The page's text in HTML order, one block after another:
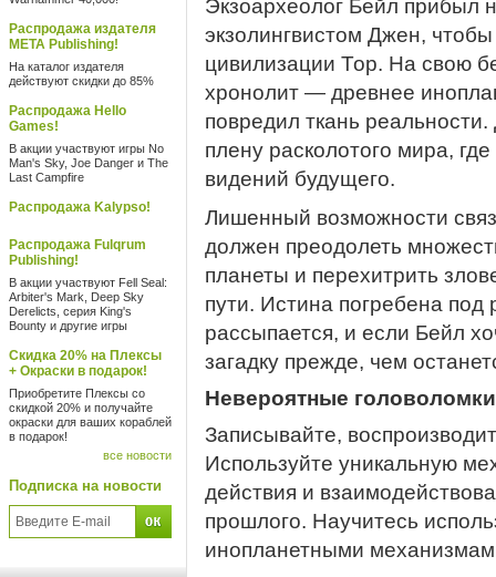
Распродажа издателя
META Publishing!
На каталог издателя
действуют скидки до 85%
Распродажа Hello
Games!
В акции участвуют игры No
Man's Sky, Joe Danger и The
Last Campfire
Распродажа Kalypso!
Распродажа Fulqrum
Publishing!
В акции участвуют Fell Seal:
Arbiter's Mark, Deep Sky
Derelicts, серия King's
Bounty и другие игры
Скидка 20% на Плексы
+ Окраски в подарок!
Приобретите Плексы со
скидкой 20% и получайте
окраски для ваших кораблей
в подарок!
все новости
Подписка на новости
Экзоархеолог Бейл прибыл
экзолингвистом Джен,
цивилизации Тор. На свою
хронолит — древнее
повредил ткань
плену расколотого мира,
видений будущего.
Лишенный возможности
должен преодолеть
планеты и перехитрить
пути. Истина погребена
рассыпается, и если Бейл
загадку прежде, чем
Невероятные головоломки
Записывайте,
Используйте уникальную
действия и
прошлого. Научитесь
инопланетными